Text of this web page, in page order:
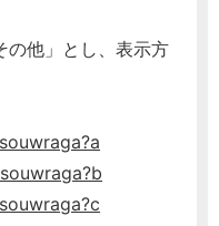
の他」とし、表示方